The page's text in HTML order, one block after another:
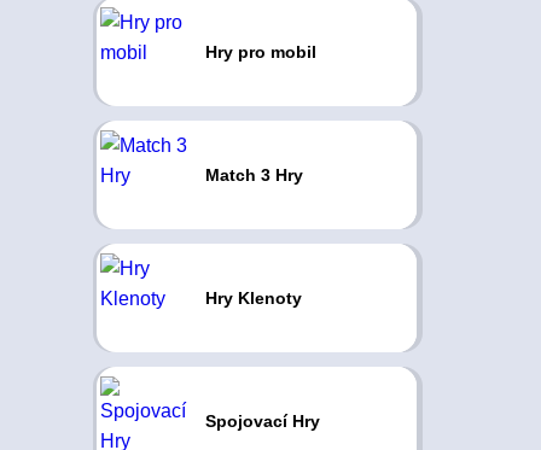
Hry pro mobil
Match 3 Hry
Hry Klenoty
Spojovací Hry